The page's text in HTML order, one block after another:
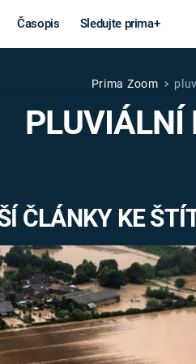
Časopis Sledujte prima+
Věda a
technika
MARS
Záhady a
Prima Zoom
PLUVIÁLNÍ
ČLÁNKY KE